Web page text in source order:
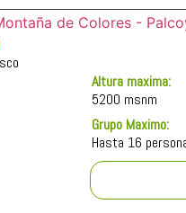
Altura maxima:
5200 msnm
Grupo Maximo:
Hasta 16